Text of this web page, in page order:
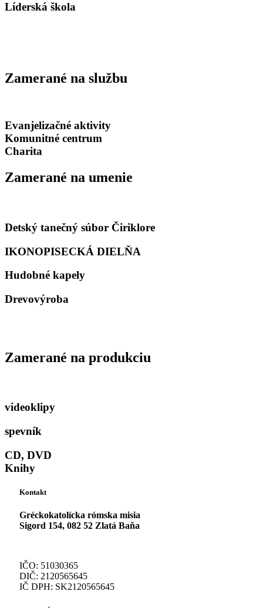
Líderská škola
Zamerané na službu
Evanjelizačné aktivity
Komunitné centrum
Charita
Zamerané na umenie
Detský tanečný súbor Čiriklore
IKONOPISECKÁ DIELŇA
Hudobné kapely
Drevovýroba
Zamerané na produkciu
videoklipy
spevník
CD, DVD
Knihy
Kontakt
Gréckokatolícka rómska misia
Sigord 154, 082 52 Zlatá Baňa
IČO: 51030365
DIČ: 2120565645
IČ DPH: SK2120565645